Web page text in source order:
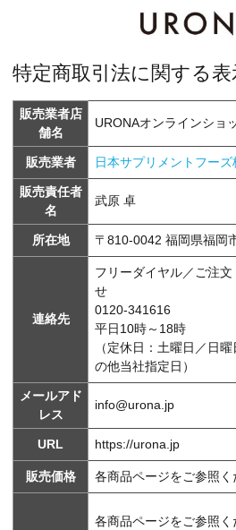
特定商取引法に関する表
販売業者店
舗名
URONAオンラインショ
販売業者 日本サプリメントフーズ
販売責任者
名
武原 卓
所在地 〒810-0042 福岡県福岡
連絡先
フリーダイヤル／ご注
せ
0120-341616
平日10時～18時
（定休日：土曜日／日
の他当社指定日）
メールアド
レス
info@urona.jp
URL https://urona.jp
販売価格 各商品ページをご参照く
各商品ページをご参照く